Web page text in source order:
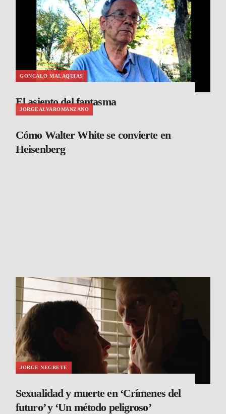
GONCALO MALAQUIAS
El asiento del fantasma
JORGEALVAROMANZANO
Cómo Walter White se convierte en
Heisenberg
JORGE NEGRETE
Sexualidad y muerte en ‘Crímenes del
futuro’ y ‘Un método peligroso’